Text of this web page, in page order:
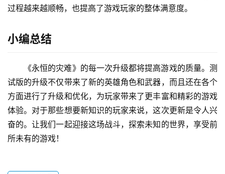
过程越来越顺畅，也提高了游戏玩家的整体满意度。
小编总结
《永恒的灾难》的每一次升级都将提高游戏的质量。测
试版的升级不仅带来了新的英雄角色和武器，而且还在各个
方面进行了升级和优化，为玩家带来了更丰富和精彩的游戏
体验。对于那些想要新知识的玩家来说，这次更新是令人兴
奋的。让我们一起迎接这场战斗，探索未知的世界，享受前
所未有的游戏！